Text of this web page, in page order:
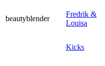
beautyblender
Fredrik &
Louisa
Kicks